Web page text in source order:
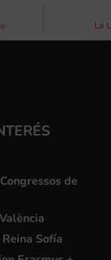
La
de
Sofía